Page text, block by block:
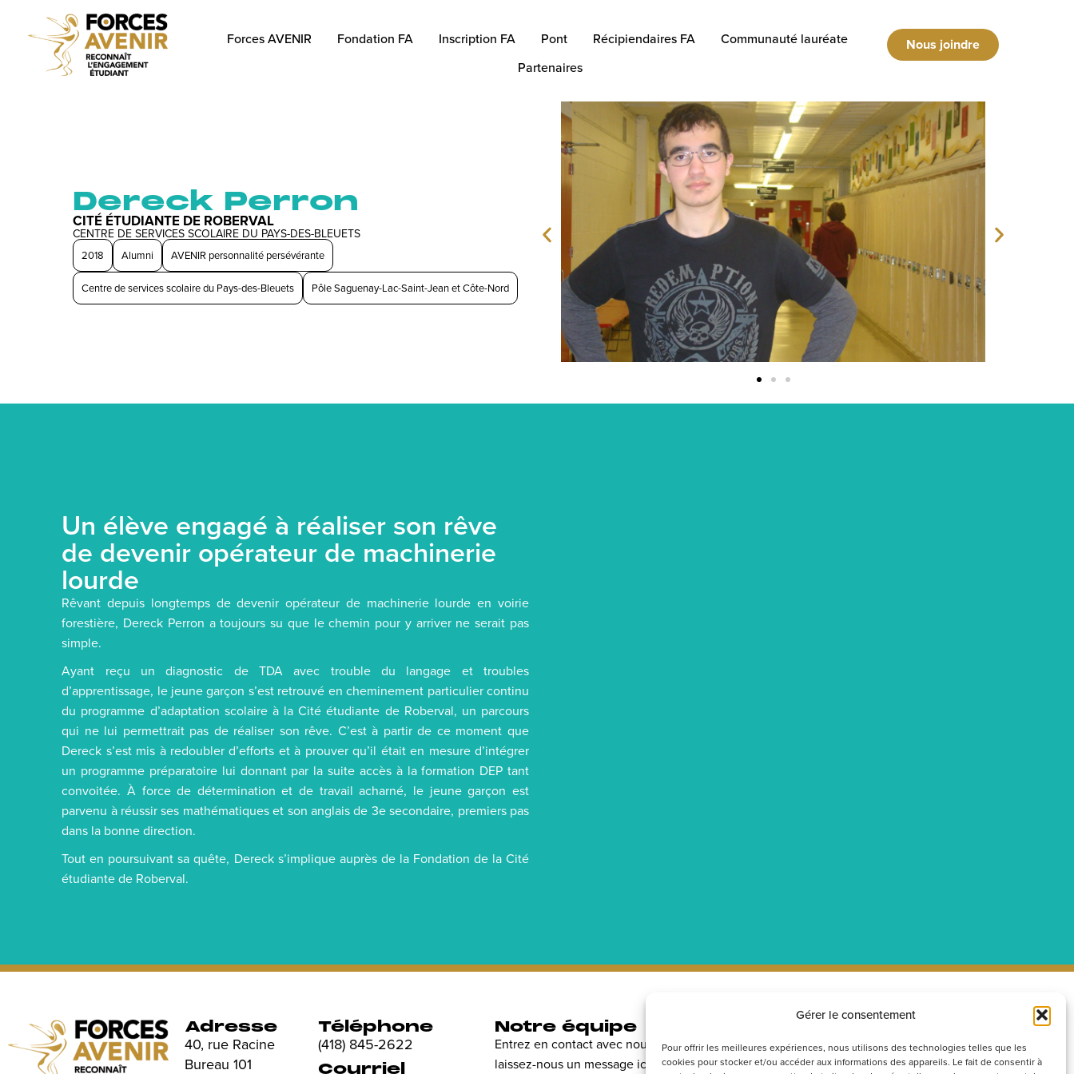
Gérer le consentement
Pour offrir les meilleures expériences, nous utilisons des technologies telles que les
cookies pour stocker et/ou accéder aux informations des appareils. Le fait de consentir à
Forces AVENIR Fondation FA Inscription FA Pont Récipiendaires FA
Communauté lauréate
Partenaires
Nous joindre
Dereck Perron
CITÉ ÉTUDIANTE DE ROBERVAL
CENTRE DE SERVICES SCOLAIRE DU PAYS-DES-BLEUETS
2018 Alumni AVENIR personnalité persévérante
Centre de services scolaire du Pays-des-Bleuets Pôle Saguenay-Lac-Saint-Jean et Côte-Nord
Un élève engagé à réaliser son rêve
de devenir opérateur de machinerie
lourde
Rêvant depuis longtemps de devenir opérateur de machinerie lourde en voirie
forestière, Dereck Perron a toujours su que le chemin pour y arriver ne serait pas
simple.
Ayant reçu un diagnostic de TDA avec trouble du langage et troubles
d’apprentissage, le jeune garçon s’est retrouvé en cheminement particulier continu
du programme d’adaptation scolaire à la Cité étudiante de Roberval, un parcours
qui ne lui permettrait pas de réaliser son rêve. C’est à partir de ce moment que
Dereck s’est mis à redoubler d’efforts et à prouver qu’il était en mesure d’intégrer
un programme préparatoire lui donnant par la suite accès à la formation DEP tant
convoitée. À force de détermination et de travail acharné, le jeune garçon est
parvenu à réussir ses mathématiques et son anglais de 3e secondaire, premiers pas
dans la bonne direction.
Tout en poursuivant sa quête, Dereck s’implique auprès de la Fondation de la Cité
étudiante de Roberval.
Adresse
40, rue Racine
Bureau 101
Téléphone
(418) 845-2622
Courriel
Notre équipe
Entrez en contact avec nous et
laissez-nous un message ici.
Découvrez nos offres d’emploi ou
envoyez votre candidature
sociaux